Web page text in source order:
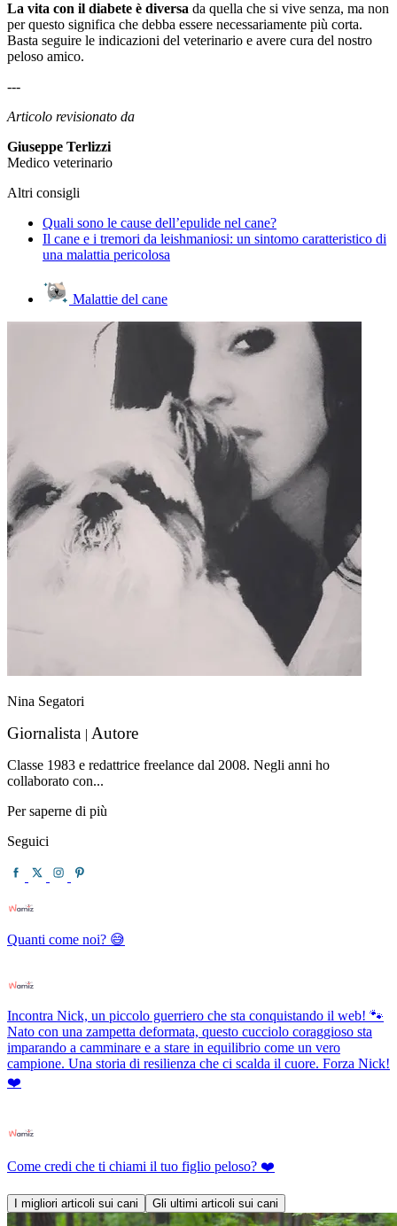
La vita con il diabete è diversa da quella che si vive senza, ma non
per questo significa che debba essere necessariamente più corta.
Basta seguire le indicazioni del veterinario e avere cura del nostro
peloso amico.
---
Articolo revisionato da
Giuseppe Terlizzi
Medico veterinario
Altri consigli
Quali sono le cause dell’epulide nel cane?
Il cane e i tremori da leishmaniosi: un sintomo caratteristico di
una malattia pericolosa
Malattie del cane
Nina Segatori
Giornalista | Autore
Classe 1983 e redattrice freelance dal 2008. Negli anni ho
collaborato con...
Per saperne di più
Seguici
Quanti come noi? 😅
Incontra Nick, un piccolo guerriero che sta conquistando il web! 🐾
Nato con una zampetta deformata, questo cucciolo coraggioso sta
imparando a camminare e a stare in equilibrio come un vero
campione. Una storia di resilienza che ci scalda il cuore. Forza Nick!
❤️
Come credi che ti chiami il tuo figlio peloso? ❤️
I migliori articoli sui cani Gli ultimi articoli sui cani